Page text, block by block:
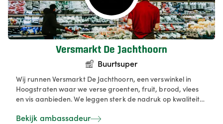
Versmarkt De Jachthoorn
Buurtsuper
Wij runnen Versmarkt De Jachthoorn, een verswinkel in
Hoogstraten waar we verse groenten, fruit, brood, vlees
en vis aanbieden. We leggen sterk de nadruk op kwaliteit
toeleveringsketen. In onze winkel combineren we de
Bekijk ambassadeur